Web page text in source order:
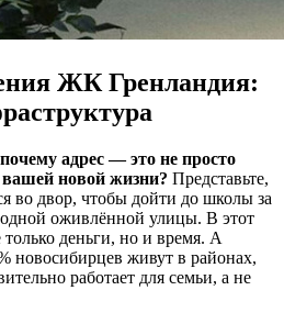
ЖК Гренландия:
адрес — это не просто
новой жизни? Представьте,
во двор, чтобы дойти до школы за
оживлённой улицы. В этот
деньги, но и время. А
новосибирцев живут в районах,
работает для семьи, а не